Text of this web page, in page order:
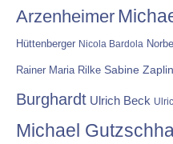
Arzenheimer
Hüttenberger Nicola Bardola
Rainer Maria Rilke Sabine Zaplin
Burghardt Ulrich Beck
Michael